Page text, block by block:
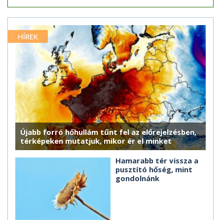
HÍREK
Újabb forró hőhullám tűnt fel az előrejelzésben,
térképeken mutatjuk, mikor ér el minket
Hamarabb tér vissza a
pusztító hőség, mint
gondolnánk